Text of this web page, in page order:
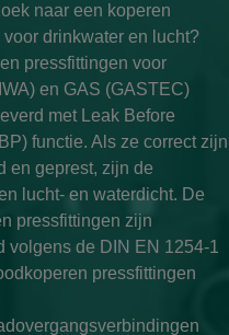
naar een koperen
voor drinkwater en lucht?
pressfittingen voor
en GAS (GASTEC)
met Leak Before
functie. Als ze correct zijn
en geprest, zijn de
lucht- en waterdicht. De
pressfittingen zijn
volgens de DIN EN 1254-1
pressfittingen